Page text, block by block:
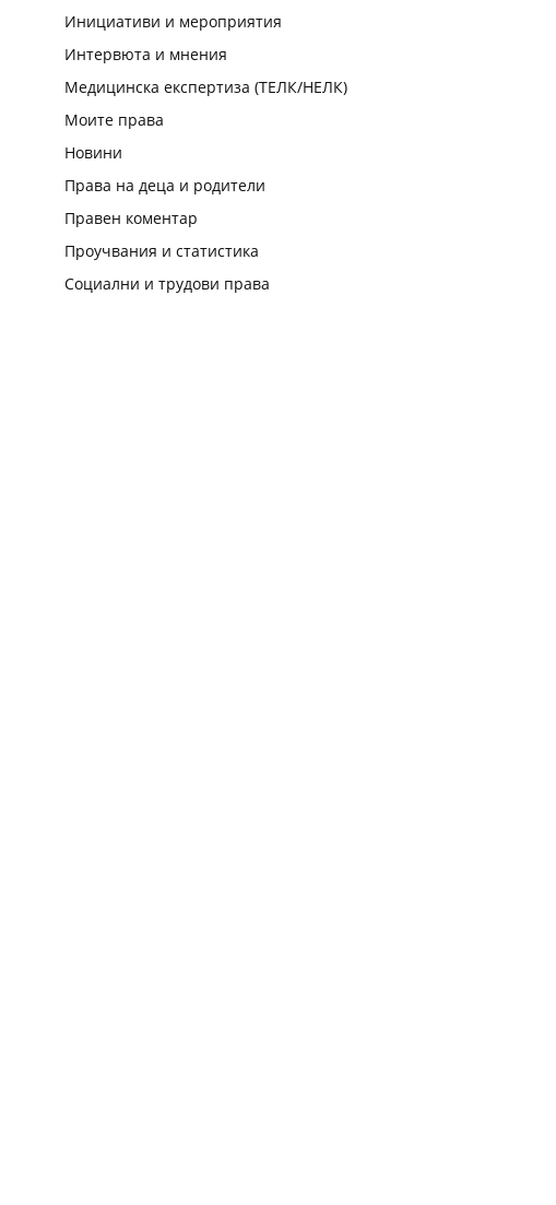
Инициативи и мероприятия
Интервюта и мнения
Медицинска експертиза (ТЕЛК/НЕЛК)
Моите права
Новини
Права на деца и родители
Правен коментар
Проучвания и статистика
Социални и трудови права